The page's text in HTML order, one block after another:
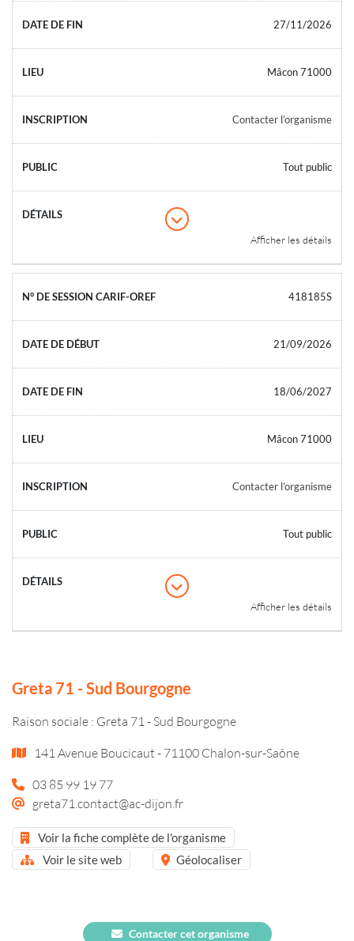
27/11/2026
Mâcon 71000
Contacter l’organisme
Tout public
Afficher les détails
418185S
21/09/2026
18/06/2027
Mâcon 71000
Contacter l’organisme
Tout public
Afficher les détails
Greta 71 - Sud Bourgogne
Raison sociale : Greta 71 - Sud Bourgogne
141 Avenue Boucicaut - 71100 Chalon-sur-Saône
03 85 99 19 77
greta71.contact@ac-dijon.fr
Voir la fiche complète de l'organisme
Voir le site web
Géolocaliser
Contacter cet organisme